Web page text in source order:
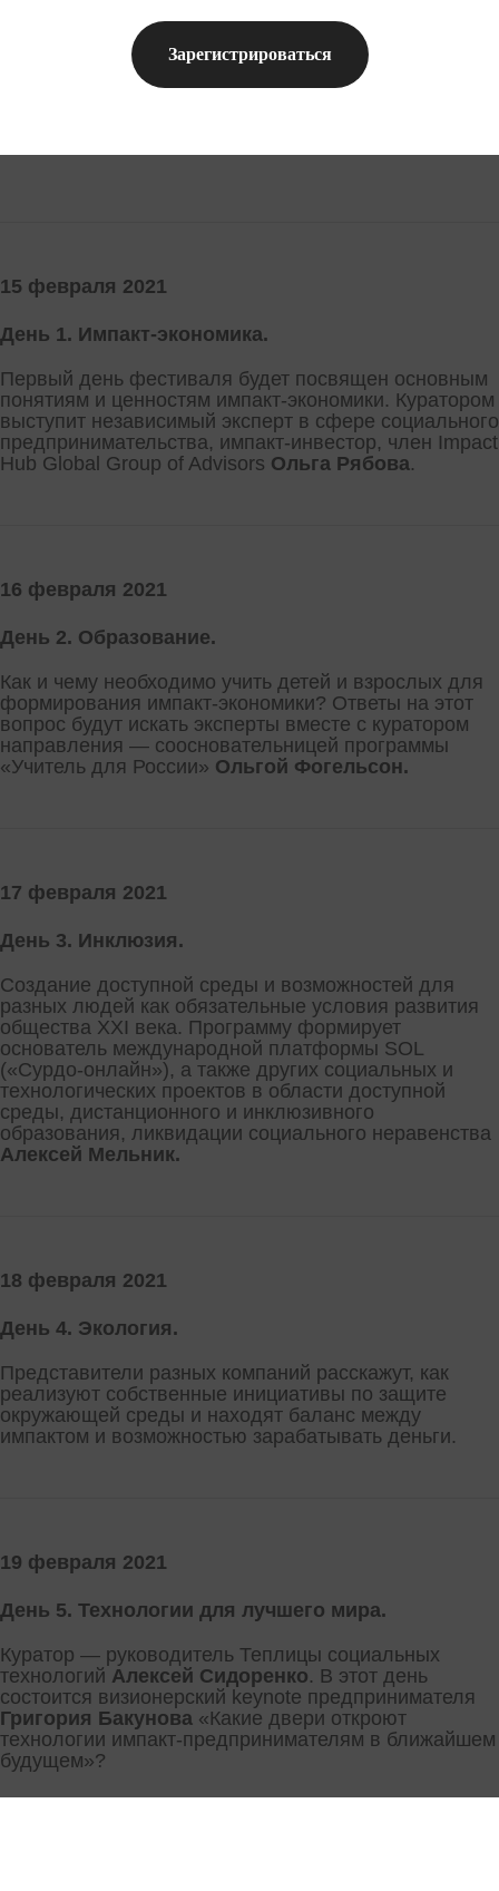
Зарегистрироваться
15 февраля 2021
День 1. Импакт-экономика.
Первый день фестиваля будет посвящен основным
понятиям и ценностям импакт-экономики. Куратором
выступит независимый эксперт в сфере социального
предпринимательства, импакт-инвестор, член Impact
Hub Global Group of Advisors Ольга Рябова.
16 февраля 2021
День 2. Образование.
Как и чему необходимо учить детей и взрослых для
формирования импакт-экономики? Ответы на этот
вопрос будут искать эксперты вместе с куратором
направления — соосновательницей программы
«Учитель для России» Ольгой Фогельсон.
17 февраля 2021
День 3. Инклюзия.
Создание доступной среды и возможностей для
разных людей как обязательные условия развития
общества XXI века. Программу формирует
основатель международной платформы SOL
(«Сурдо-онлайн»), а также других социальных и
технологических проектов в области доступной
среды, дистанционного и инклюзивного
образования, ликвидации социального неравенства
Алексей Мельник.
18 февраля 2021
День 4. Экология.
Представители разных компаний расскажут, как
реализуют собственные инициативы по защите
окружающей среды и находят баланс между
импактом и возможностью зарабатывать деньги.
19 февраля 2021
День 5. Технологии для лучшего мира.
Куратор — руководитель Теплицы социальных
технологий Алексей Сидоренко. В этот день
состоится визионерский keynote предпринимателя
Григория Бакунова «Какие двери откроют
технологии импакт-предпринимателям в ближайшем
будущем»?